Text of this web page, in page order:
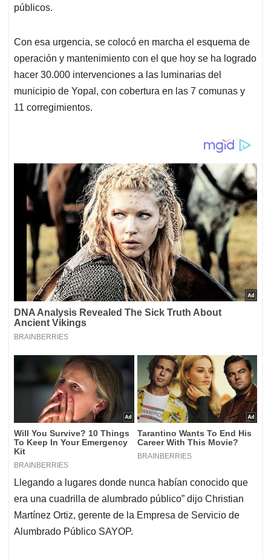
públicos.
Con esa urgencia, se colocó en marcha el esquema de
operación y mantenimiento con el que hoy se ha logrado
hacer 30.000 intervenciones a las luminarias del
municipio de Yopal, con cobertura en las 7 comunas y
11 corregimientos.
Llegando a lugares donde nunca habían conocido que
era una cuadrilla de alumbrado público” dijo Christian
Martínez Ortiz, gerente de la Empresa de Servicio de
Alumbrado Público SAYOP.